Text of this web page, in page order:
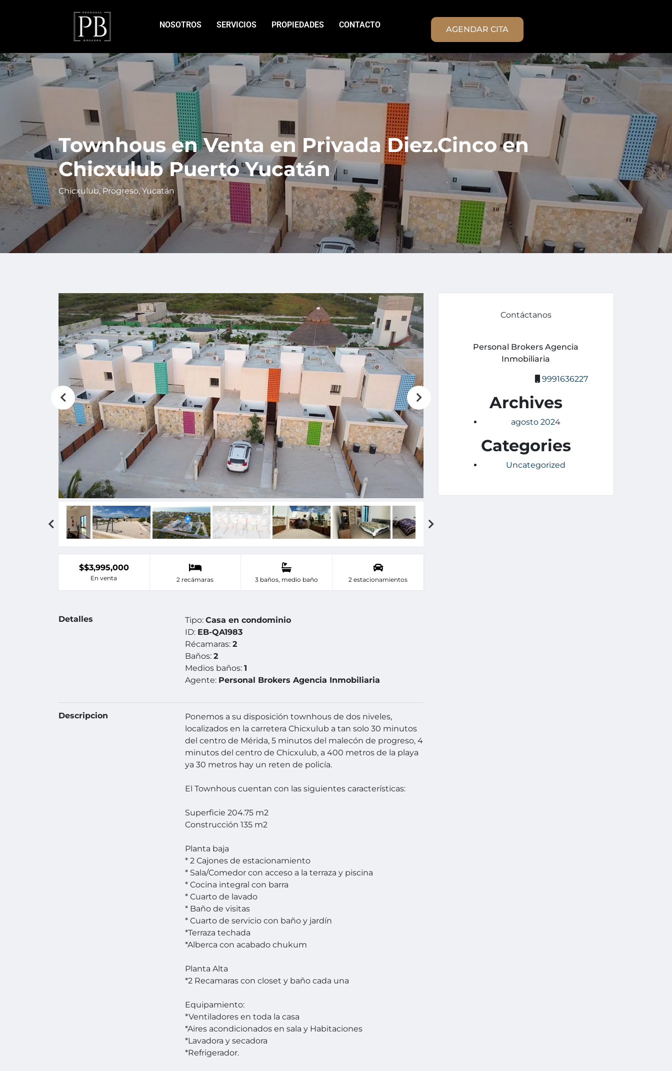
NOSOTROS SERVICIOS PROPIEDADES CONTACTO AGENDAR CITA
Townhous en Venta en Privada Diez.Cinco en
Chicxulub Puerto Yucatán
Chicxulub, Progreso, Yucatán
$$3,995,000
En venta 2 recámaras 3 baños, medio baño 2 estacionamientos
Detalles Tipo:Casa en condominio
ID: EB-QA1983
Récamaras:2
Baños:2
Medios baños:1
Agente: Personal Brokers Agencia Inmobiliaria
Descripcion
Ponemos a su disposición townhous de dos niveles,
localizados en la carretera Chicxulub a tan solo 30 minutos
del centro de Mérida, 5 minutos del malecón de progreso, 4
minutos del centro de Chicxulub, a 400 metros de la playa
ya 30 metros hay un reten de policía.
El Townhous cuentan con las siguientes características:
Superficie 204.75 m2
Construcción 135 m2
Planta baja
* 2 Cajones de estacionamiento
* Sala/Comedor con acceso a la terraza y piscina
* Cocina integral con barra
* Cuarto de lavado
* Baño de visitas
* Cuarto de servicio con baño y jardín
*Terraza techada
*Alberca con acabado chukum
Planta Alta
*2 Recamaras con closet y baño cada una
Equipamiento:
*Ventiladores en toda la casa
*Aires acondicionados en sala y Habitaciones
*Lavadora y secadora
*Refrigerador.
Contáctanos
Personal Brokers Agencia
Inmobiliaria
9991636227
Archives
agosto 2024
Categories
Uncategorized